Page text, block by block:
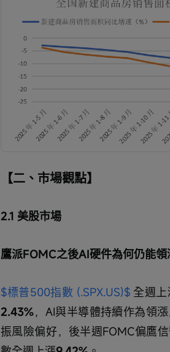
【二、市場觀點】
2.1 美股市場
鷹派FOMC之後AI硬件為何仍能領
$標普500指數 (.SPX.US)$ 全週上
2.43%，AI與半導體持續作為領
振風險偏好，後半週FOMC偏鷹